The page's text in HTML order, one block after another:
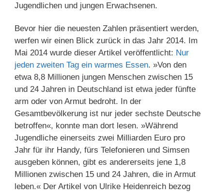
Jugendlichen und jungen Erwachsenen.
Bevor hier die neuesten Zahlen präsentiert werden,
werfen wir einen Blick zurück in das Jahr 2014. Im
Mai 2014 wurde dieser Artikel veröffentlicht: Nur
jeden zweiten Tag ein warmes Essen. »Von den
etwa 8,8 Millionen jungen Menschen zwischen 15
und 24 Jahren in Deutschland ist etwa jeder fünfte
arm oder von Armut bedroht. In der
Gesamtbevölkerung ist nur jeder sechste Deutsche
betroffen«, konnte man dort lesen. »Während
Jugendliche einerseits zwei Milliarden Euro pro
Jahr für ihr Handy, fürs Telefonieren und Simsen
ausgeben können, gibt es andererseits jene 1,8
Millionen zwischen 15 und 24 Jahren, die in Armut
leben.« Der Artikel von Ulrike Heidenreich bezog